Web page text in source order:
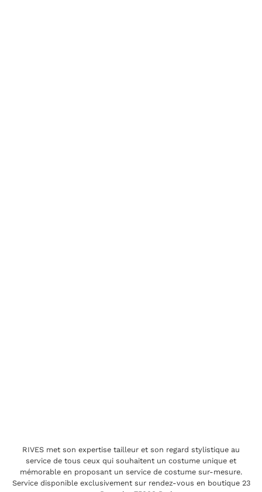
RIVES met son expertise tailleur et son regard stylistique au
service de tous ceux qui souhaitent un costume unique et
mémorable en proposant un service de costume sur-mesure.
Service disponible exclusivement sur rendez-vous en boutique 23